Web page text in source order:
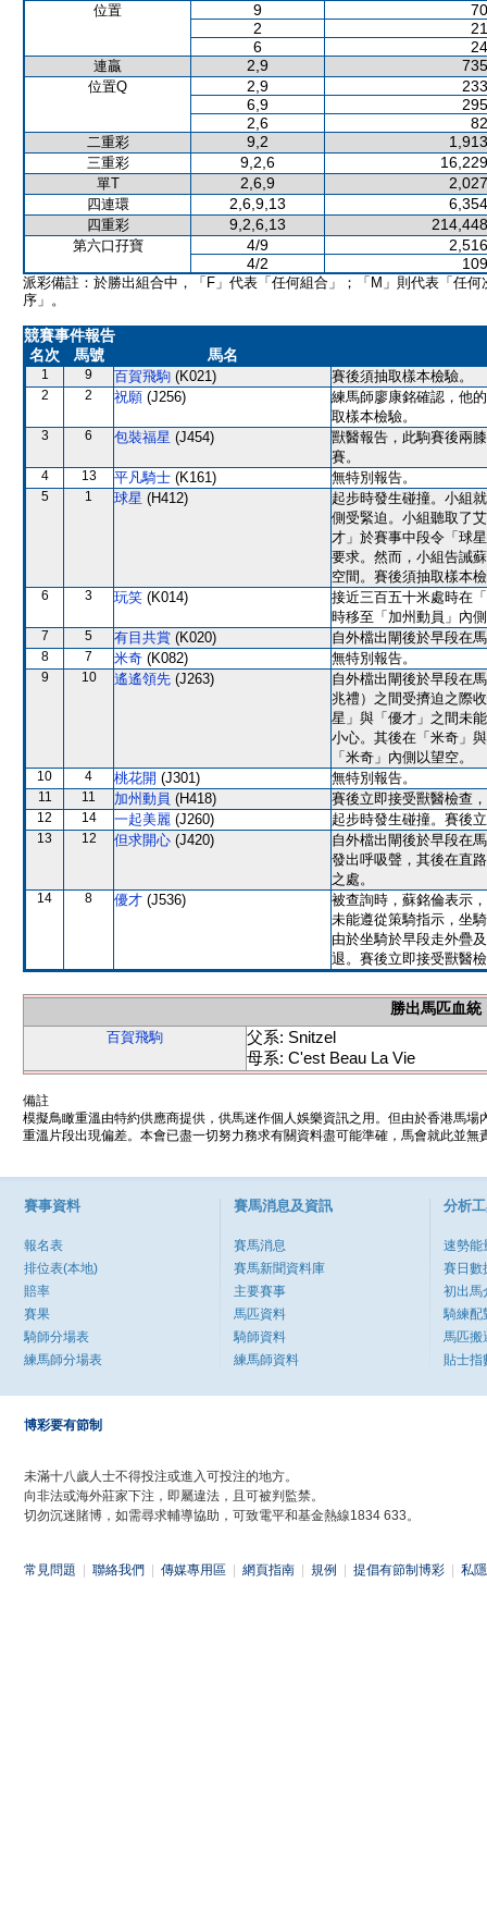
位置 9
2
6
連贏 2,9
位置Q 2,9
6,9
2,6
二重彩 9,2
三重彩 9,2,6
單T 2,6,9
四連環 2,6,9,13
四重彩 9,2,6,13
第六口孖寶 4/9
4/2
派彩備註：於勝出組合中，「F」代表「任何組合」；「M」則代表「任何
序」。
競賽事件報告
名次
馬號 馬名
1 9 百賀飛駒 (K021) 賽後須抽取樣本檢驗。
2 2 祝願 (J256)
練馬師廖康銘確認，他
取樣本檢驗。
3 6 包裝福星 (J454)
獸醫報告，此駒賽後兩
賽。
4 13 平凡騎士 (K161) 無特別報告。
5 1 球星 (H412)
起步時發生碰撞。小組
側受緊迫。小組聽取了
才」於賽事中段令「球
要求。然而，小組告誡
空間。賽後須抽取樣本
6 3 玩笑 (K014)
接近三百五十米處時在
時移至「加州動員」內
7 5 有目共賞 (K020) 自外檔出閘後於早段在
8 7 米奇 (K082) 無特別報告。
9 10 遙遙領先 (J263)
自外檔出閘後於早段在
兆禮）之間受擠迫之際
星」與「優才」之間未
小心。其後在「米奇」
「米奇」內側以望空。
10 4 桃花開 (J301) 無特別報告。
11 11 加州動員 (H418) 賽後立即接受獸醫檢查
12 14 一起美麗 (J260) 起步時發生碰撞。賽後
13 12 但求開心 (J420)
自外檔出閘後於早段在
發出呼吸聲，其後在直
之處。
14 8 優才 (J536)
被查詢時，蘇銘倫表示
未能遵從策騎指示，坐
由於坐騎於早段走外疊
退。賽後立即接受獸醫
勝出馬匹血統
百賀飛駒
父系: Snitzel
母系: C'est Beau La Vie
備註
模擬鳥瞰重溫由特約供應商提供，供馬迷作個人娛樂資訊之用。但由於香港馬
重溫片段出現偏差。本會已盡一切努力務求有關資料盡可能準確，馬會就此並
賽事資料
報名表
排位表(本地)
賠率
賽果
騎師分場表
練馬師分場表
賽馬消息及資訊
賽馬消息
賽馬新聞資料庫
主要賽事
馬匹資料
騎師資料
練馬師資料
分析
速勢能
賽日數
初出馬
騎練配
馬匹搬
貼士指
博彩要有節制
未滿十八歲人士不得投注或進入可投注的地方。
向非法或海外莊家下注，即屬違法，且可被判監禁。
切勿沉迷賭博，如需尋求輔導協助，可致電平和基金熱線1834 633。
常見問題 聯絡我們 傳媒專用區 網頁指南 規例 提倡有節制博彩 私